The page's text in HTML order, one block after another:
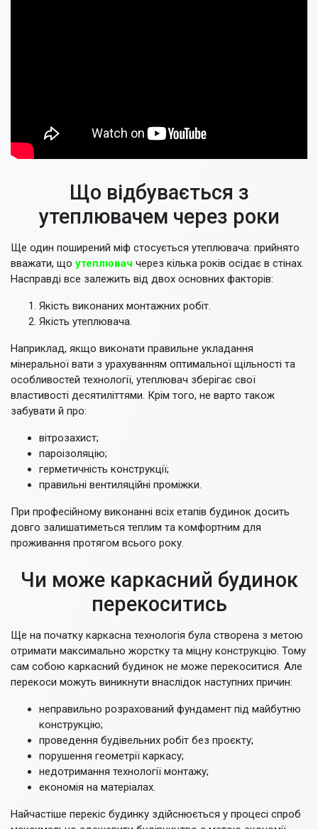
Що відбувається з
утеплювачем через роки
Ще один поширений міф стосується утеплювача: прийнято
вважати, що утеплювач через кілька років осідає в стінах.
Насправді все залежить від двох основних факторів:
Якість виконаних монтажних робіт.
Якість утеплювача.
Наприклад, якщо виконати правильне укладання
мінеральної вати з урахуванням оптимальної щільності та
особливостей технології, утеплювач зберігає свої
властивості десятиліттями. Крім того, не варто також
забувати й про:
вітрозахист;
пароізоляцію;
герметичність конструкції;
правильні вентиляційні проміжки.
При професійному виконанні всіх етапів будинок досить
довго залишатиметься теплим та комфортним для
проживання протягом всього року.
Чи може каркасний будинок
перекоситись
Ще на початку каркасна технологія була створена з метою
отримати максимально жорстку та міцну конструкцію. Тому
сам собою каркасний будинок не може перекоситися. Але
перекоси можуть виникнути внаслідок наступних причин:
неправильно розрахований фундамент під майбутню
конструкцію;
проведення будівельних робіт без проєкту;
порушення геометрії каркасу;
недотримання технології монтажу;
економія на матеріалах.
Найчастіше перекіс будинку здійснюється у процесі спроб